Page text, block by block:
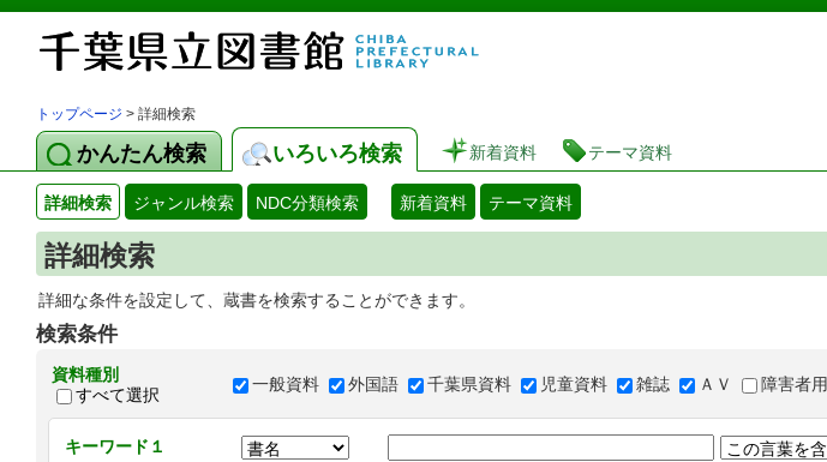
図書館 蔵書検索・予約システム
トップページ > 詳細検索
かんたん検索 いろいろ検索 新着資料 テーマ資料
詳細検索 ジャンル検索 NDC分類検索 新着資料 テーマ資料
詳細検索
詳細な条件を設定して、蔵書を検索することができます。
検索条件
資料種別
すべて選択
一般資料 外国語 千葉県資料 児童資料 雑誌 ＡＶ 障害者用
キーワード１